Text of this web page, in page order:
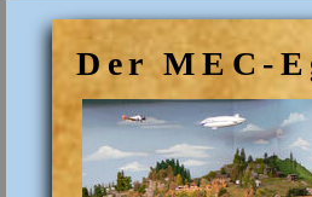
Der MEC-